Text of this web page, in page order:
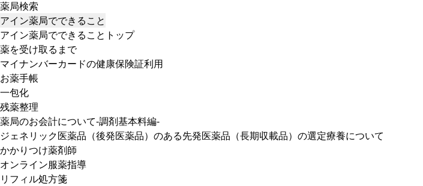
薬局検索
アイン薬局でできること
アイン薬局でできることトップ
薬を受け取るまで
マイナンバーカードの健康保険証利用
お薬手帳
一包化
残薬整理
薬局のお会計について-調剤基本料編-
ジェネリック医薬品（後発医薬品）のある先発医薬品（長期収載品）の選定療養について
かかりつけ薬剤師
オンライン服薬指導
リフィル処方箋